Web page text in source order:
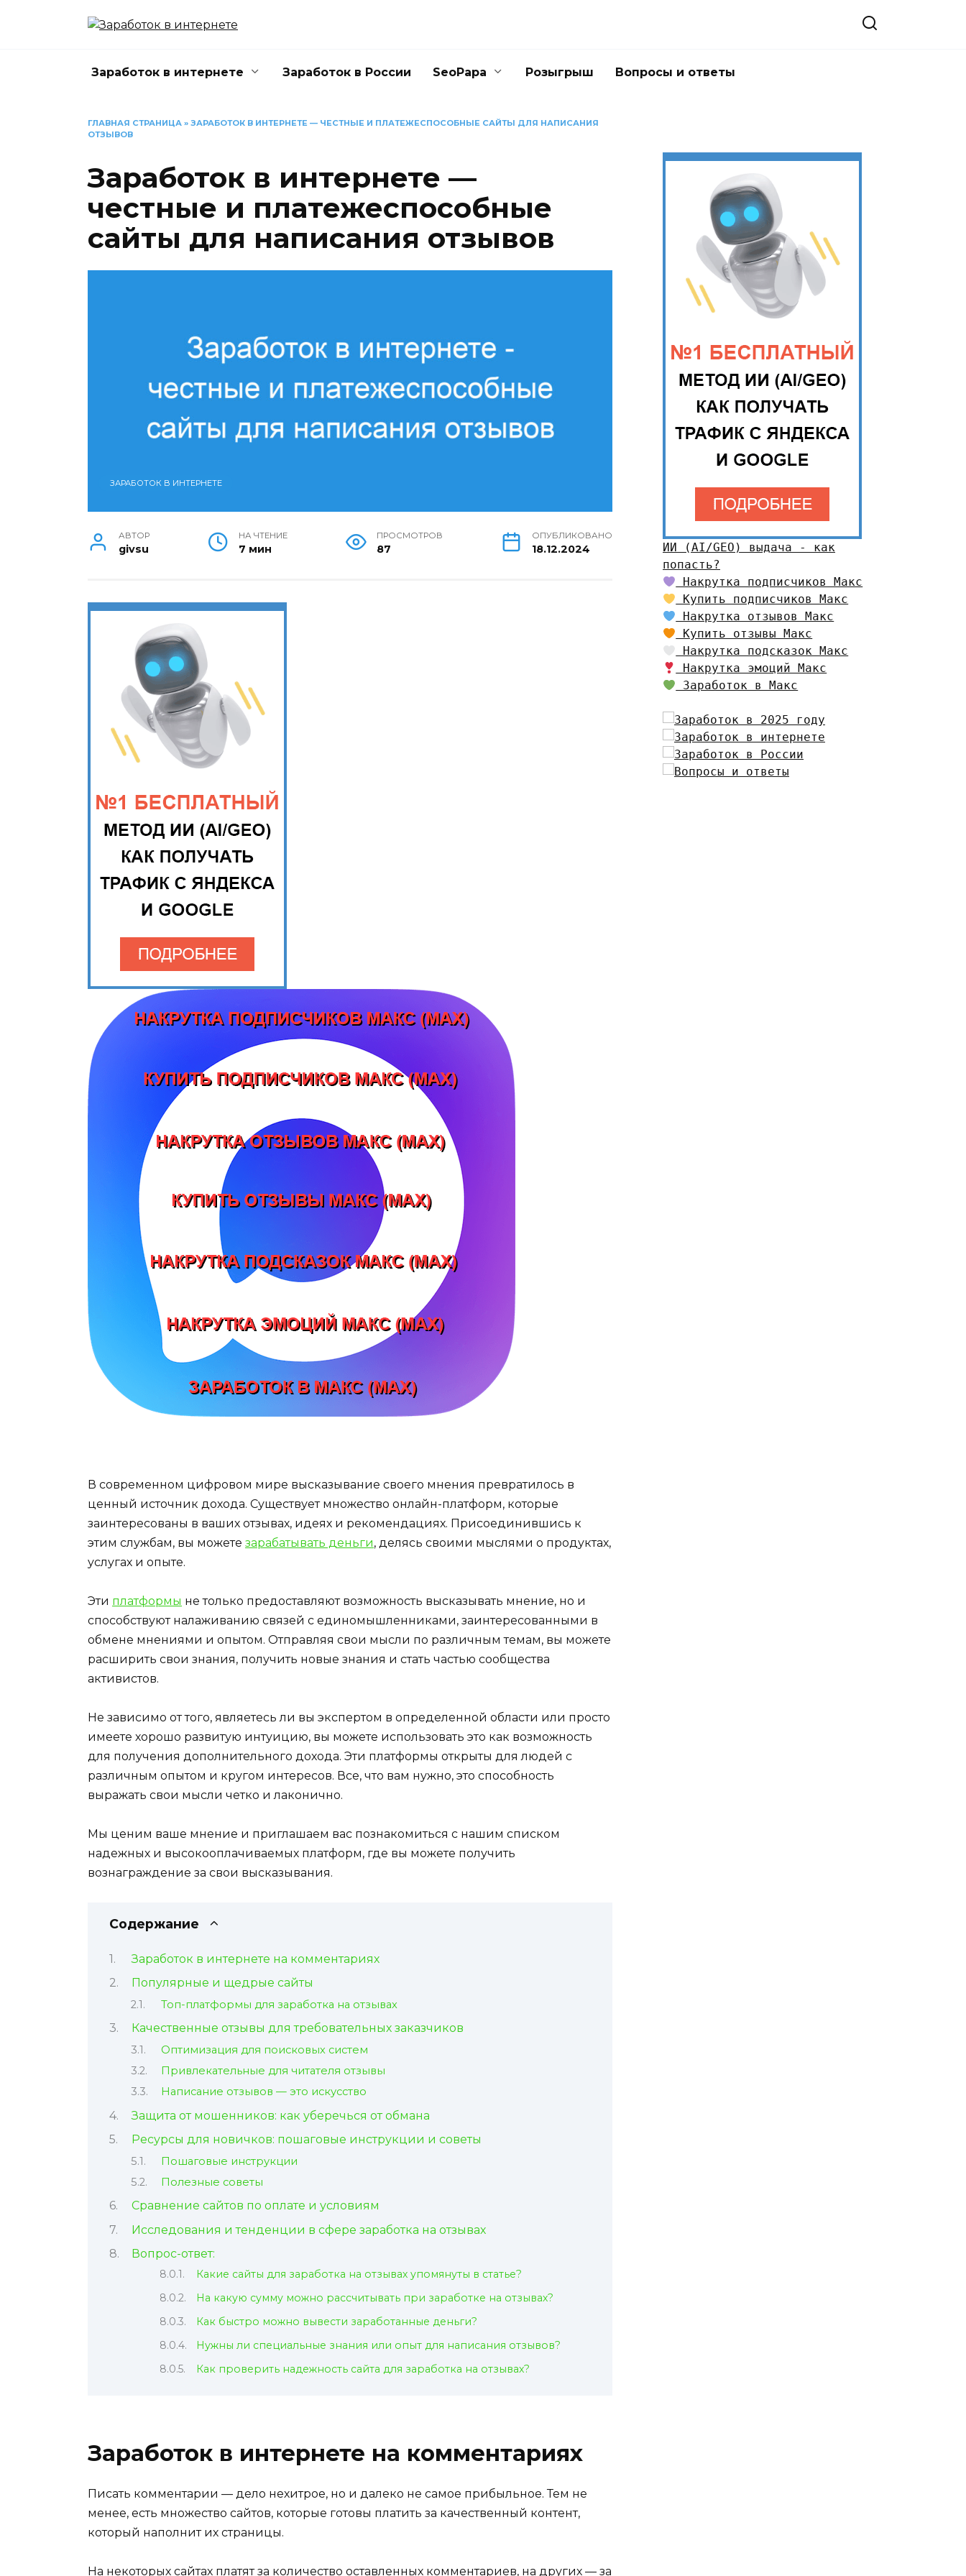
Заработок в интернете Заработок в России SeoPapa Розыгрыш Вопросы и ответы
ГЛАВНАЯ СТРАНИЦА » ЗАРАБОТОК В ИНТЕРНЕТЕ — ЧЕСТНЫЕ И ПЛАТЕЖЕСПОСОБНЫЕ САЙТЫ ДЛЯ НАПИСАНИЯ
ОТЗЫВОВ
Заработок в интернете —
честные и платежеспособные
сайты для написания отзывов
ЗАРАБОТОК В ИНТЕРНЕТЕ
АВТОР
givsu
НА ЧТЕНИЕ
7 мин
ПРОСМОТРОВ
87
ОПУБЛИКОВАНО
18.12.2024
В современном цифровом мире высказывание своего мнения превратилось в
ценный источник дохода. Существует множество онлайн-платформ, которые
заинтересованы в ваших отзывах, идеях и рекомендациях. Присоединившись к
этим службам, вы можете зарабатывать деньги, делясь своими мыслями о продуктах,
услугах и опыте.
Эти платформы не только предоставляют возможность высказывать мнение, но и
способствуют налаживанию связей с единомышленниками, заинтересованными в
обмене мнениями и опытом. Отправляя свои мысли по различным темам, вы можете
расширить свои знания, получить новые знания и стать частью сообщества
активистов.
Не зависимо от того, являетесь ли вы экспертом в определенной области или просто
имеете хорошо развитую интуицию, вы можете использовать это как возможность
для получения дополнительного дохода. Эти платформы открыты для людей с
различным опытом и кругом интересов. Все, что вам нужно, это способность
выражать свои мысли четко и лаконично.
Мы ценим ваше мнение и приглашаем вас познакомиться с нашим списком
надежных и высокооплачиваемых платформ, где вы можете получить
вознаграждение за свои высказывания.
Содержание
Заработок в интернете на комментариях
Популярные и щедрые сайты
Топ-платформы для заработка на отзывах
Качественные отзывы для требовательных заказчиков
Оптимизация для поисковых систем
Привлекательные для читателя отзывы
Написание отзывов — это искусство
Защита от мошенников: как уберечься от обмана
Ресурсы для новичков: пошаговые инструкции и советы
Пошаговые инструкции
Полезные советы
Сравнение сайтов по оплате и условиям
Исследования и тенденции в сфере заработка на отзывах
Вопрос-ответ:
Какие сайты для заработка на отзывах упомянуты в статье?
На какую сумму можно рассчитывать при заработке на отзывах?
Как быстро можно вывести заработанные деньги?
Нужны ли специальные знания или опыт для написания отзывов?
Как проверить надежность сайта для заработка на отзывах?
Заработок в интернете на комментариях
Писать комментарии — дело нехитрое, но и далеко не самое прибыльное. Тем не
менее, есть множество сайтов, которые готовы платить за качественный контент,
который наполнит их страницы.
На некоторых сайтах платят за количество оставленных комментариев, на других — за
ИИ (AI/GEO) выдача - как
попасть?
Накрутка подписчиков Макс
Купить подписчиков Макс
Накрутка отзывов Макс
Купить отзывы Макс
Накрутка подсказок Макс
Накрутка эмоций Макс
Заработок в Макс